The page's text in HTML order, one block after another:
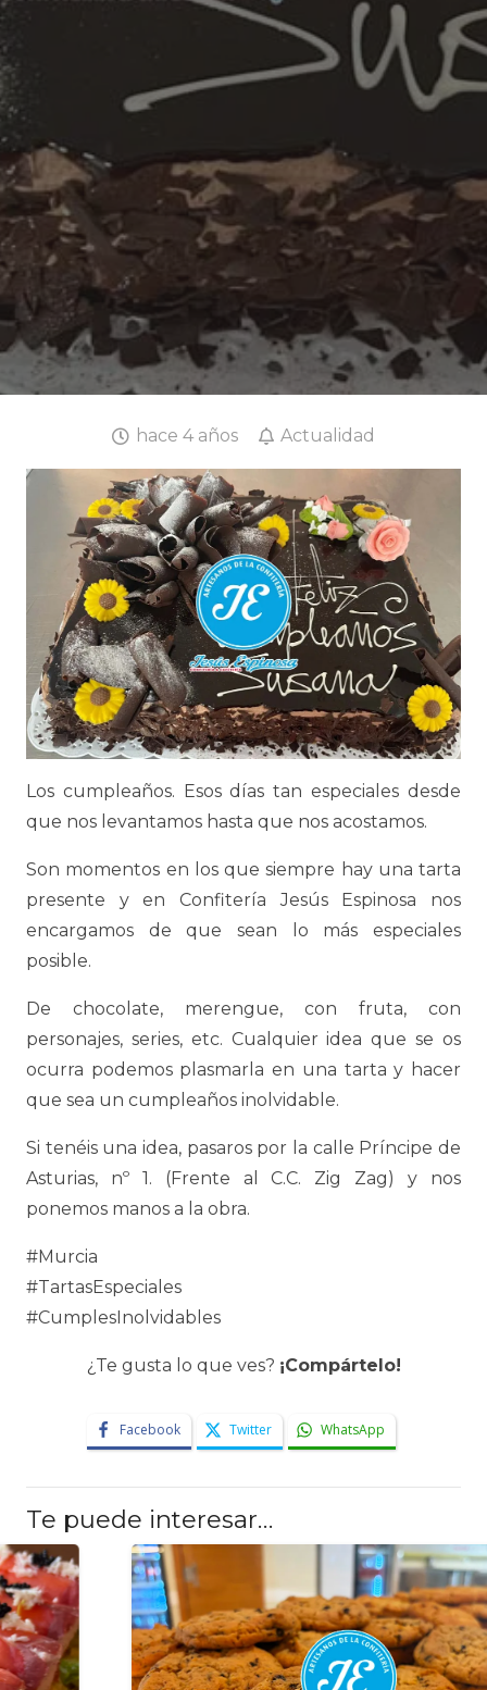
hace 4 años Actualidad
Los cumpleaños. Esos días tan especiales desde
que nos levantamos hasta que nos acostamos.
Son momentos en los que siempre hay una tarta
presente y en Confitería Jesús Espinosa nos
encargamos de que sean lo más especiales
posible.
De chocolate, merengue, con fruta, con
personajes, series, etc. Cualquier idea que se os
ocurra podemos plasmarla en una tarta y hacer
que sea un cumpleaños inolvidable.
Si tenéis una idea, pasaros por la calle Príncipe de
Asturias, nº 1. (Frente al C.C. Zig Zag) y nos
ponemos manos a la obra.
#Murcia
#TartasEspeciales
#CumplesInolvidables
¿Te gusta lo que ves? ¡Compártelo!
Facebook Twitter WhatsApp
Te puede interesar…